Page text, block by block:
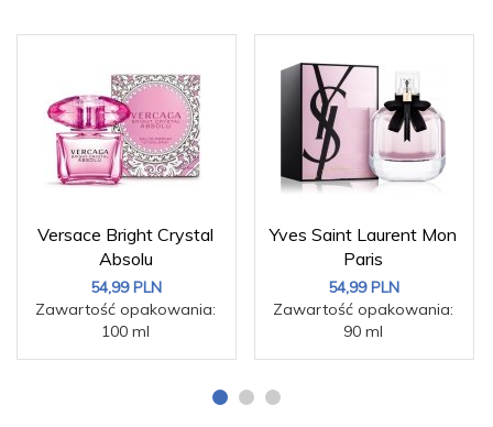
Versace Bright Crystal
Absolu
54,99 PLN
Zawartość opakowania:
100 ml
Yves Saint Laurent Mon
Paris
54,99 PLN
Zawartość opakowania:
90 ml